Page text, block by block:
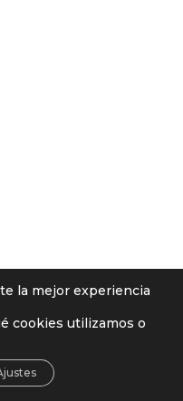
la mejor experiencia
cookies utilizamos o